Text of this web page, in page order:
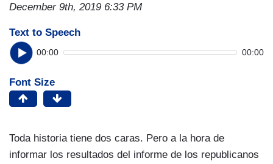
December 9th, 2019 6:33 PM
Text to Speech
00:00 00:00
Font Size
Toda historia tiene dos caras. Pero a la hora de
informar los resultados del informe de los republicanos